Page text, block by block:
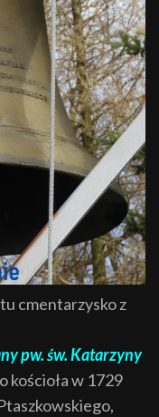
cmentarzysko z
pw. św. Katarzyny
kościoła w 1729